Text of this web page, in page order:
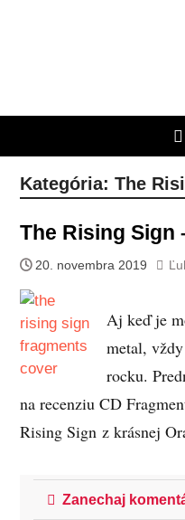
Kategória: The
The Rising Sign
20. novembra 2019
Aj keď je
metal,
rocku.
na recenziu CD
Rising Sign z krásnej
Zanechaj